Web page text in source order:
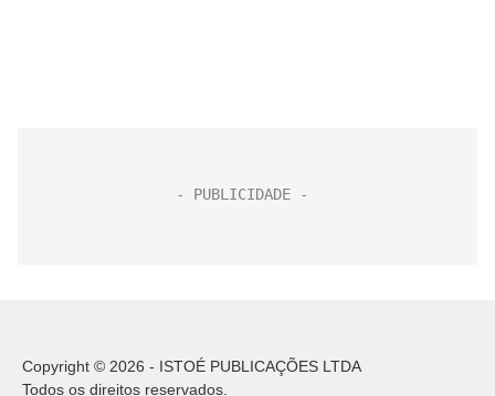
Copyright © 2026 - ISTOÉ PUBLICAÇÕES LTDA
Todos os direitos reservados.